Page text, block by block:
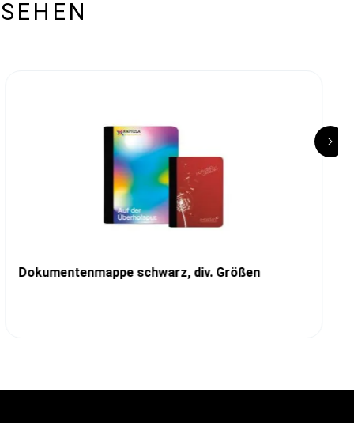
Dokumentenmappe schwarz, div. Größen